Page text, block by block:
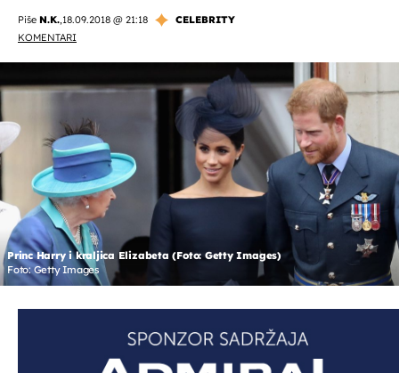
Piše N.K.,18.09.2018 @ 21:18
CELEBRITY
KOMENTARI
Princ Harry i kraljica Elizabeta (Foto: Getty Images)
Foto: Getty Images
OMOGUĆI OBAVIJESTI